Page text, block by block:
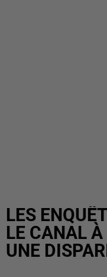
LES
LE CANAL
UNE